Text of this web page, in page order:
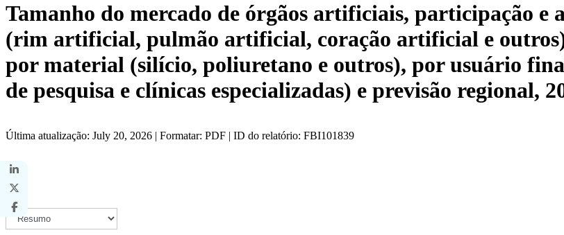
Tamanho do mercado de órgãos artificiais, participação e
(rim artificial, pulmão artificial, coração artificial e
por material (silício, poliuretano e outros), por usuário
de pesquisa e clínicas especializadas) e previsão regional,
Última atualização: July 20, 2026 | Formatar: PDF | ID do relatório: FBI101839